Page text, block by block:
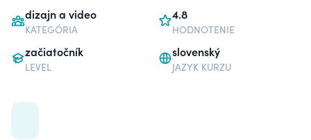
dizajn a video
KATEGÓRIA
4.8
HODNOTENIE
začiatočník
LEVEL
slovenský
JAZYK KURZU